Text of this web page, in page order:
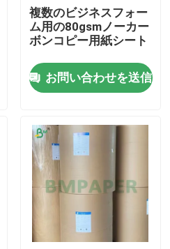
複数のビジネスフォー
ム用の80gsmノーカー
ボンコピー用紙シート
お問い合わせを送信